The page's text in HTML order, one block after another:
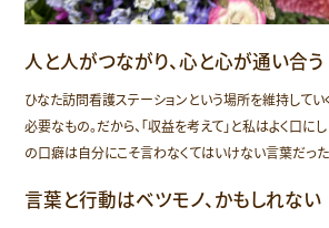
人と人がつながり、心と心が通い合う
ひなた訪問看護ステーションという場所を維持してい
必要なもの。だから、「収益を考えて」と私はよく口に
の口癖は自分にこそ言わなくてはいけない言葉だった
言葉と行動はベツモノ、かもしれない